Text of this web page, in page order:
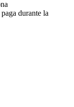
durante la